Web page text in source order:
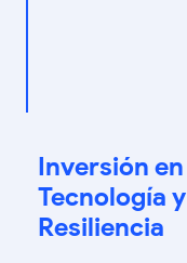
Inversión en
Tecnología y
Resiliencia